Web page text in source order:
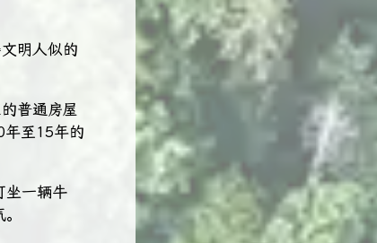
明人似的
普通房屋
年至15年的
坐一辆牛